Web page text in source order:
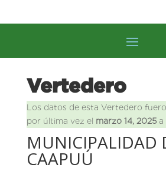
Vertedero
Los datos de esta Vertedero
por última vez el marzo 14, 2025a
MUNICIPALIDAD
CAAPUÚ